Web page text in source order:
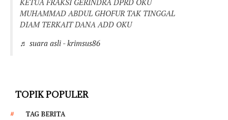
MUHAMMAD ABDUL GHOFUR TAK TINGGAL
DIAM TERKAIT DANA ADD OKU
♬ suara asli - krimsus86
TOPIK POPULER
TAG BERITA